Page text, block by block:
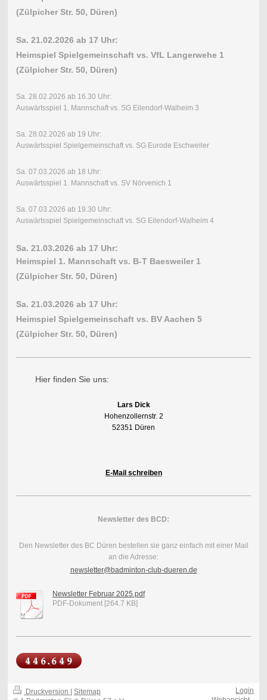
(Zülpicher Str. 50, Düren)
Sa. 21.02.2026 ab 17 Uhr:
Heimspiel Spielgemeinschaft vs. VfL Langerwehe 1
(Zülpicher Str. 50, Düren)
Sa. 28.02.2026 ab 16.30 Uhr:
Auswärtsspiel 1. Mannschaft vs. SG Eilendorf-Walheim 3
Sa. 28.02.2026 ab 19 Uhr:
Auswärtsspiel Spielgemeinschaft vs. SG Eurode Eschweiler
Sa. 07.03.2026 ab 18 Uhr:
Auswärtsspiel 1. Mannschaft vs. SV Nörvenich 1
Sa. 07.03.2026 ab 19.30 Uhr:
Auswärtsspiel Spielgemeinschaft vs. SG Eilendorf-Walheim 4
Sa. 21.03.2026 ab 17 Uhr:
Heimspiel 1. Mannschaft vs. B-T Baesweiler 1
(Zülpicher Str. 50, Düren)
Sa. 21.03.2026 ab 17 Uhr:
Heimspiel Spielgemeinschaft vs. BV Aachen 5
(Zülpicher Str. 50, Düren)
Hier finden Sie uns:
Lars Dick
Hohenzollernstr. 2
52351 Düren
E-Mail schreiben
Newsletter des BCD:
Den Newsletter des BC Düren bestellen sie ganz einfach mit einer Mail
an die Adresse:
newsletter@badminton-club-dueren.de
Newsletter Februar 2025.pdf
PDF-Dokument [264.7 KB]
Druckversion
Sitemap
Login